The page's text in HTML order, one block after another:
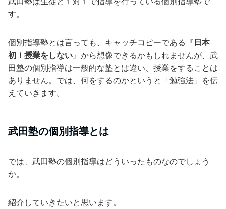
す。
個別指導塾とは言っても、キャッチコピーである『 日本
初！授業をしない』から想像できるかもしれませんが、武
田塾の個別指導は一般的な塾とは違い、授業をすることは
ありません。では、何をするのかというと「勉強法」を伝
えていきます。
武田塾の個別指導とは
では、武田塾の個別指導はどういったものなのでしょう
か。
紹介していきたいと思います。